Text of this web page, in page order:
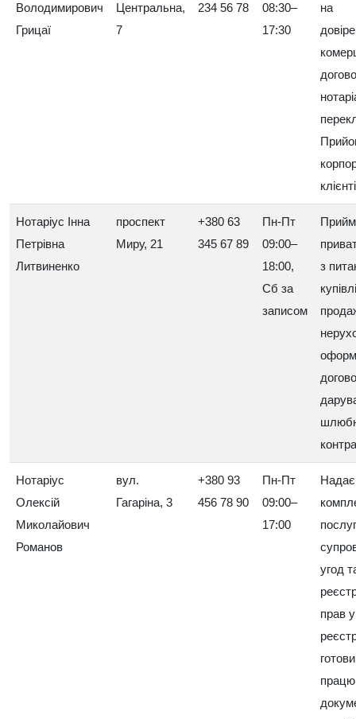
Володимирович
Грицаї
Центральна,
7
234 56 78
08:30–
17:30
на
Нотаріус Інна
Петрівна
Литвиненко
проспект
Миру, 21
+380 63
345 67 89
Пн-Пт
09:00–
18:00,
Сб за
записом
з
Нотаріус
Олексій
Миколайович
Романов
вул.
Гагаріна, 3
+380 93
456 78 90
Пн-Пт
09:00–
17:00
Надає
угод
прав у